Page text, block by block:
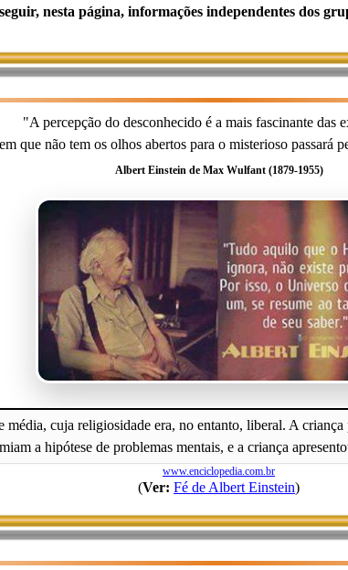
nesta página, informações independentes dos
"A percepção do desconhecido é a mais fascinante das
que não tem os olhos abertos para o misterioso passará
Albert Einstein de Max Wulfant (1879-1955)
média, cuja religiosidade era, no entanto, liberal. A
a hipótese de problemas mentais, e a criança
www.enciclopedia.com.br
(Ver: Fé de Albert Einstein)